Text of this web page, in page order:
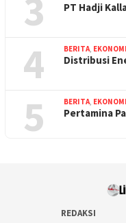
3 PT Hadji
4 BERITA, EKONOMI
Distribusi
5 BERITA, EKONOMI
Pertamina
REDAKSI